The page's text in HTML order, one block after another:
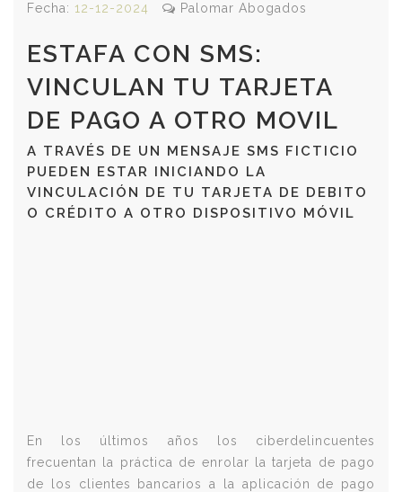
Fecha: 12-12-2024 Palomar Abogados
ESTAFA CON SMS:
VINCULAN TU TARJETA
DE PAGO A OTRO MOVIL
A TRAVÉS DE UN MENSAJE SMS FICTICIO
PUEDEN ESTAR INICIANDO LA
VINCULACIÓN DE TU TARJETA DE DEBITO
O CRÉDITO A OTRO DISPOSITIVO MÓVIL
En los últimos años los ciberdelincuentes
frecuentan la práctica de enrolar la tarjeta de pago
de los clientes bancarios a la aplicación de pago